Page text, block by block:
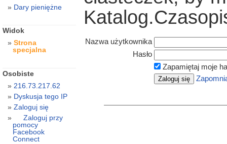
Nazwa użytkownika
Hasło
Zapamiętaj moje
Dary pieniężne
Widok
Strona
specjalna
Osobiste
216.73.217.62
Dyskusja tego IP
Zaloguj się
Zaloguj przy
pomocy
Facebook
Connect